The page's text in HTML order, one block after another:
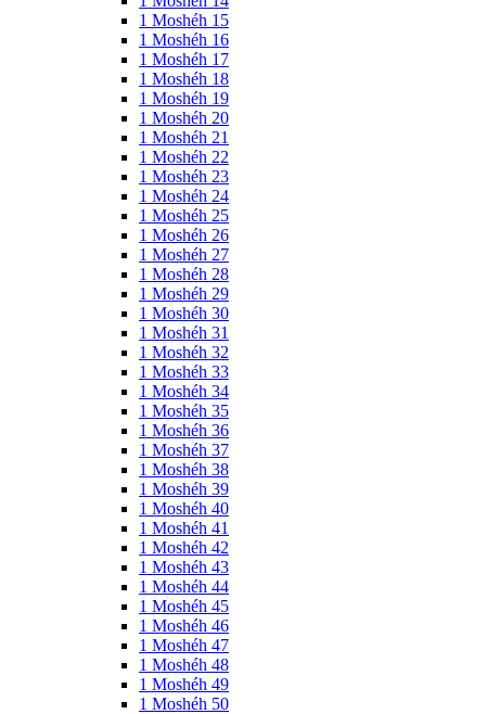
1 Moshéh 15
1 Moshéh 16
1 Moshéh 17
1 Moshéh 18
1 Moshéh 19
1 Moshéh 20
1 Moshéh 21
1 Moshéh 22
1 Moshéh 23
1 Moshéh 24
1 Moshéh 25
1 Moshéh 26
1 Moshéh 27
1 Moshéh 28
1 Moshéh 29
1 Moshéh 30
1 Moshéh 31
1 Moshéh 32
1 Moshéh 33
1 Moshéh 34
1 Moshéh 35
1 Moshéh 36
1 Moshéh 37
1 Moshéh 38
1 Moshéh 39
1 Moshéh 40
1 Moshéh 41
1 Moshéh 42
1 Moshéh 43
1 Moshéh 44
1 Moshéh 45
1 Moshéh 46
1 Moshéh 47
1 Moshéh 48
1 Moshéh 49
1 Moshéh 50